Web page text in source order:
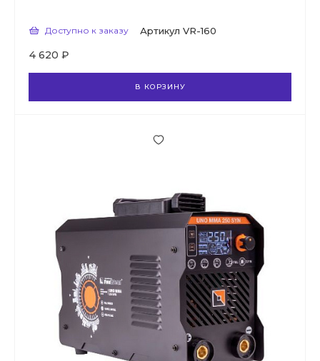
Доступно к заказу Артикул VR-160
4 620 ₽
В КОРЗИНУ